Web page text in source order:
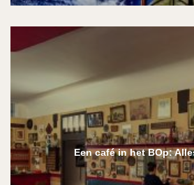
Een café in het BOp: